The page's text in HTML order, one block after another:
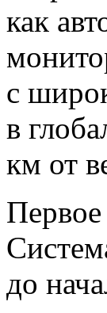
как
с
в
км от
до